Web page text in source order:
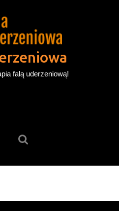
falą uderzeniową!